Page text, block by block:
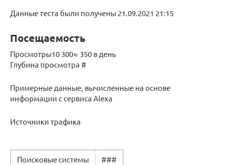
Данные теста были получены 21.09.2021 21:15
Посещаемость
Просмотры10 300≈ 350 в день
Глубина просмотра #
Примерные данные, вычисленные на основе
информации с сервиса Alexa
Источники трафика
Поисковые системы ###